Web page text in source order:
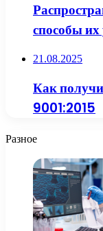
способы их
21.08.2025
Как
9001:2015
Разное